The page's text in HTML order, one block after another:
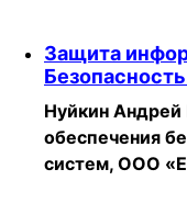
Защита
Нуйкин Андрей
обеспечения
систем, ООО